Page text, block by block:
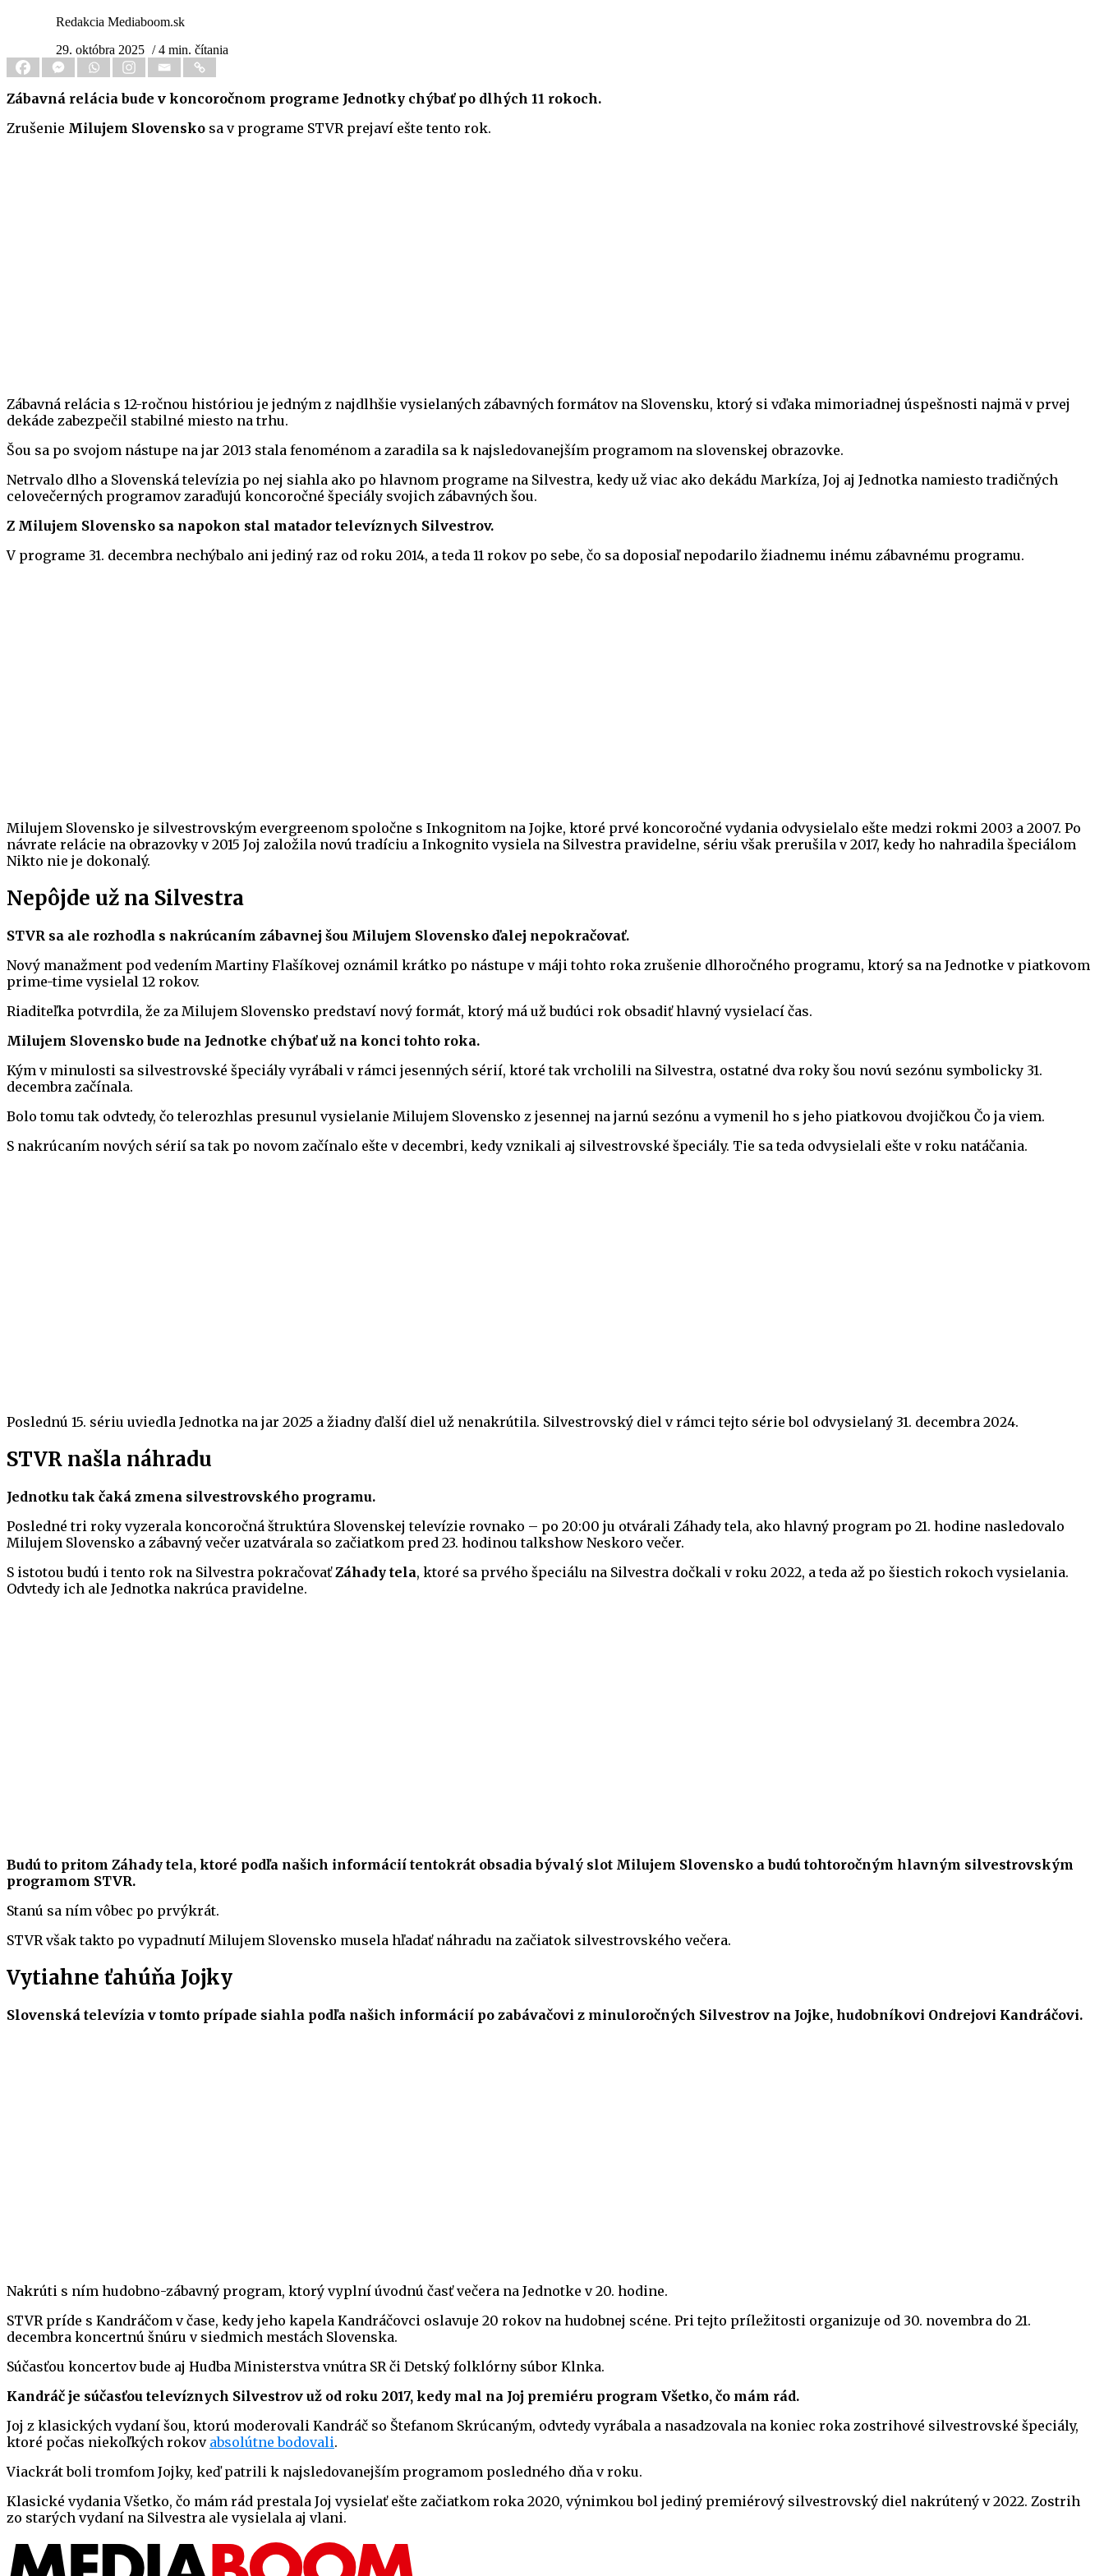
Redakcia Mediaboom.sk
29. októbra 2025 / 4 min. čítania
Zábavná relácia bude v koncoročnom programe Jednotky chýbať po dlhých 11 rokoch.
Zrušenie Milujem Slovensko sa v programe STVR prejaví ešte tento rok.
Zábavná relácia s 12-ročnou históriou je jedným z najdlhšie vysielaných zábavných formátov na Slovensku, ktorý si vďaka mimoriadnej úspešnosti najmä v prvej
dekáde zabezpečil stabilné miesto na trhu.
Šou sa po svojom nástupe na jar 2013 stala fenoménom a zaradila sa k najsledovanejším programom na slovenskej obrazovke.
Netrvalo dlho a Slovenská televízia po nej siahla ako po hlavnom programe na Silvestra, kedy už viac ako dekádu Markíza, Joj aj Jednotka namiesto tradičných
celovečerných programov zaraďujú koncoročné špeciály svojich zábavných šou.
Z Milujem Slovensko sa napokon stal matador televíznych Silvestrov.
V programe 31. decembra nechýbalo ani jediný raz od roku 2014, a teda 11 rokov po sebe, čo sa doposiaľ nepodarilo žiadnemu inému zábavnému programu.
Milujem Slovensko je silvestrovským evergreenom spoločne s Inkognitom na Jojke, ktoré prvé koncoročné vydania odvysielalo ešte medzi rokmi 2003 a 2007. Po
návrate relácie na obrazovky v 2015 Joj založila novú tradíciu a Inkognito vysiela na Silvestra pravidelne, sériu však prerušila v 2017, kedy ho nahradila špeciálom
Nikto nie je dokonalý.
Nepôjde už na Silvestra
STVR sa ale rozhodla s nakrúcaním zábavnej šou Milujem Slovensko ďalej nepokračovať.
Nový manažment pod vedením Martiny Flašíkovej oznámil krátko po nástupe v máji tohto roka zrušenie dlhoročného programu, ktorý sa na Jednotke v piatkovom
prime-time vysielal 12 rokov.
Riaditeľka potvrdila, že za Milujem Slovensko predstaví nový formát, ktorý má už budúci rok obsadiť hlavný vysielací čas.
Milujem Slovensko bude na Jednotke chýbať už na konci tohto roka.
Kým v minulosti sa silvestrovské špeciály vyrábali v rámci jesenných sérií, ktoré tak vrcholili na Silvestra, ostatné dva roky šou novú sezónu symbolicky 31.
decembra začínala.
Bolo tomu tak odvtedy, čo telerozhlas presunul vysielanie Milujem Slovensko z jesennej na jarnú sezónu a vymenil ho s jeho piatkovou dvojičkou Čo ja viem.
S nakrúcaním nových sérií sa tak po novom začínalo ešte v decembri, kedy vznikali aj silvestrovské špeciály. Tie sa teda odvysielali ešte v roku natáčania.
Poslednú 15. sériu uviedla Jednotka na jar 2025 a žiadny ďalší diel už nenakrútila. Silvestrovský diel v rámci tejto série bol odvysielaný 31. decembra 2024.
STVR našla náhradu
Jednotku tak čaká zmena silvestrovského programu.
Posledné tri roky vyzerala koncoročná štruktúra Slovenskej televízie rovnako – po 20:00 ju otvárali Záhady tela, ako hlavný program po 21. hodine nasledovalo
Milujem Slovensko a zábavný večer uzatvárala so začiatkom pred 23. hodinou talkshow Neskoro večer.
S istotou budú i tento rok na Silvestra pokračovaťZáhady tela, ktoré sa prvého špeciálu na Silvestra dočkali v roku 2022, a teda až po šiestich rokoch vysielania.
Odvtedy ich ale Jednotka nakrúca pravidelne.
Budú to pritom Záhady tela, ktoré podľa našich informácií tentokrát obsadia bývalý slot Milujem Slovensko a budú tohtoročným hlavným silvestrovským
programom STVR.
Stanú sa ním vôbec po prvýkrát.
STVR však takto po vypadnutí Milujem Slovensko musela hľadať náhradu na začiatok silvestrovského večera.
Vytiahne ťahúňa Jojky
Slovenská televízia v tomto prípade siahla podľa našich informácií po zabávačovi z minuloročných Silvestrov na Jojke, hudobníkovi Ondrejovi Kandráčovi.
Nakrúti s ním hudobno-zábavný program, ktorý vyplní úvodnú časť večera na Jednotke v 20. hodine.
STVR príde s Kandráčom v čase, kedy jeho kapela Kandráčovci oslavuje 20 rokov na hudobnej scéne. Pri tejto príležitosti organizuje od 30. novembra do 21.
decembra koncertnú šnúru v siedmich mestách Slovenska.
Súčasťou koncertov bude aj Hudba Ministerstva vnútra SR či Detský folklórny súbor Klnka.
Kandráč je súčasťou televíznych Silvestrov už od roku 2017, kedy mal na Joj premiéru program Všetko, čo mám rád.
Joj z klasických vydaní šou, ktorú moderovali Kandráč so Štefanom Skrúcaným, odvtedy vyrábala a nasadzovala na koniec roka zostrihové silvestrovské špeciály,
ktoré počas niekoľkých rokov absolútne bodovali.
Viackrát boli tromfom Jojky, keď patrili k najsledovanejším programom posledného dňa v roku.
Klasické vydania Všetko, čo mám rád prestala Joj vysielať ešte začiatkom roka 2020, výnimkou bol jediný premiérový silvestrovský diel nakrútený v 2022. Zostrih
zo starých vydaní na Silvestra ale vysielala aj vlani.